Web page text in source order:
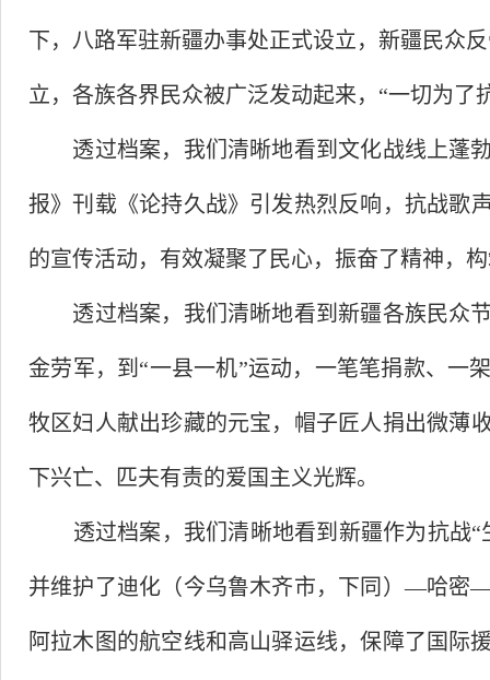
下，八路军驻新疆办事处正式设立，新疆民众
立，各族各界民众被广泛发动起来，“一切为
透过档案，我们清晰地看到文化战线上蓬
报》刊载《论持久战》引发热烈反响，抗战歌
的宣传活动，有效凝聚了民心，振奋了精神，
透过档案，我们清晰地看到新疆各族民众
金劳军，到 “一县一机”运动，一笔笔捐款、一
牧区妇人献出珍藏的元宝，帽子匠人捐出微薄
下兴亡、匹夫有责的爱国主义光辉。
透过档案，我们清晰地看到新疆作为抗战“
并维护了迪化（今乌鲁木齐市，下同）—哈密
阿拉木图的航空线和高山驿运线，保障了国际